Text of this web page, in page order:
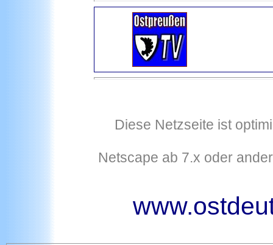
Diese Netzseite ist
Netscape ab 7.x oder